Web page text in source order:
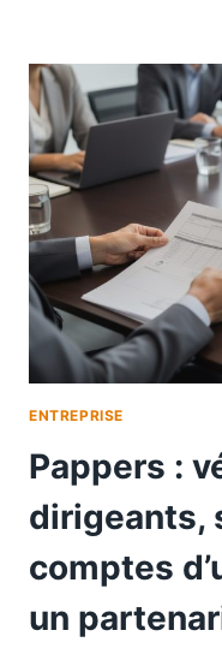
ENTREPRISE
Pappers :
dirigeants,
comptes
un